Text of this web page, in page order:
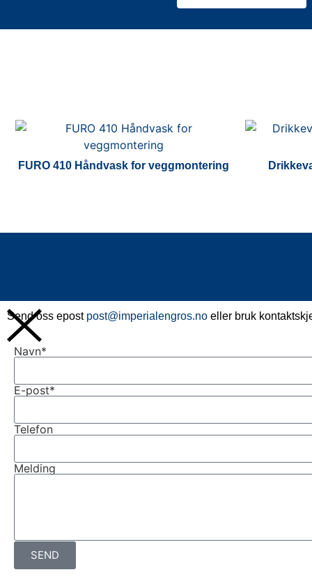
FURO 410 Håndvask for veggmontering
Send oss epost post@imperialengros.no eller bruk
Navn*
E-post*
Telefon
Melding
SEND